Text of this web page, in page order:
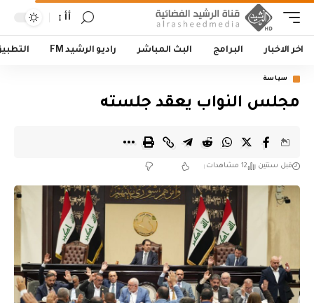
أأ
اخر الاخبار البرامج البث المباشر راديو الرشيد FM
سياسة
مجلس النواب يعقد جلسته
قبل سنتين 12 مشاهدات